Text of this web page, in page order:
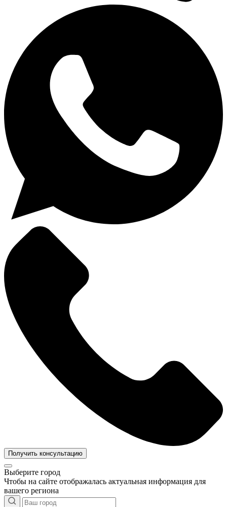
Получить консультацию
Выберите город
Чтобы на сайте отображалась актуальная информация для
вашего региона